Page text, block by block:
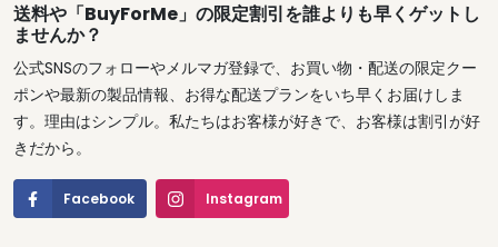
送料や「BuyForMe」の限定割引を誰よりも早くゲットし
ませんか？
公式SNSのフォローやメルマガ登録で、お買い物・配送の限定クー
ポンや最新の製品情報、お得な配送プランをいち早くお届けしま
す。理由はシンプル。私たちはお客様が好きで、お客様は割引が好
きだから。
Facebook Instagram